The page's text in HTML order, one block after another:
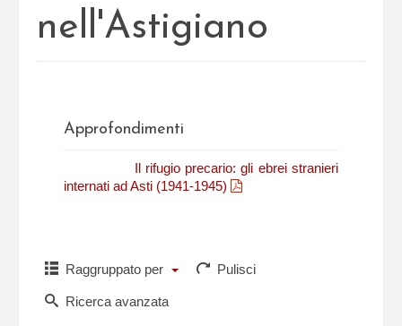
nell'Astigiano
Approfondimenti
Il rifugio precario: gli ebrei stranieri
internati ad Asti (1941-1945)
Raggruppato per Pulisci
Ricerca avanzata